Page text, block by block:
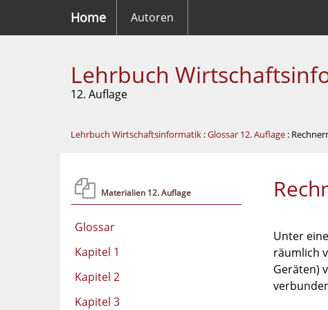
Home Autoren
Lehrbuch
12. Auflage
Lehrbuch Wirtschaftsinformatik :Glossar 12. Auflage :
Materialien 12. Auflage
Glossar
Kapitel 1
Kapitel 2
Kapitel 3
Unter
räumlich
Geräten)